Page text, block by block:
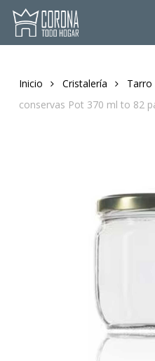
Skip
main
Inicio Cristalería Tarro
conservas Pot 370 ml to 82